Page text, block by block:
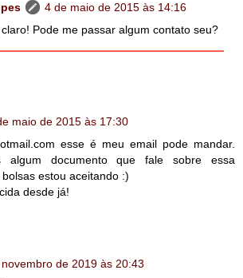
4 de maio de 2015 às 14:16
Pode me passar algum contato seu?
maio de 2015 às 17:30
esse é meu email pode mandar.
algum documento que fale sobre essa
estou aceitando :)
desde já!
de 2019 às 20:43